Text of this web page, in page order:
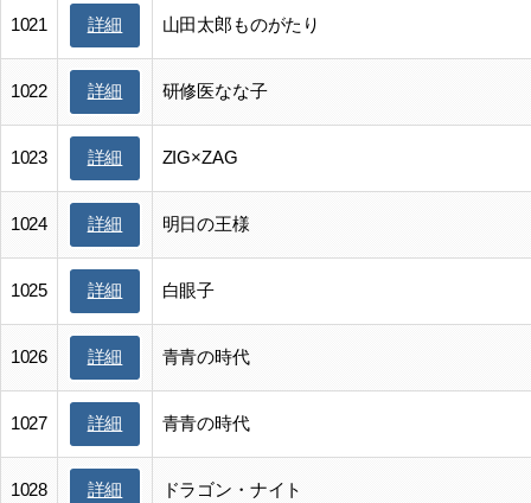
1021 詳細 山田太郎ものがたり
1022 詳細 研修医なな子
1023 詳細 ZIG×ZAG
1024 詳細 明日の王様
1025 詳細 白眼子
1026 詳細 青青の時代
1027 詳細 青青の時代
1028 詳細 ドラゴン・ナイト